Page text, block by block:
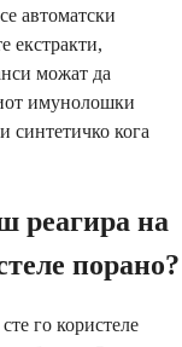
автоматски
екстракти,
можат да
имунолошки
синтетичко кога
реагира на
порано?
го користеле